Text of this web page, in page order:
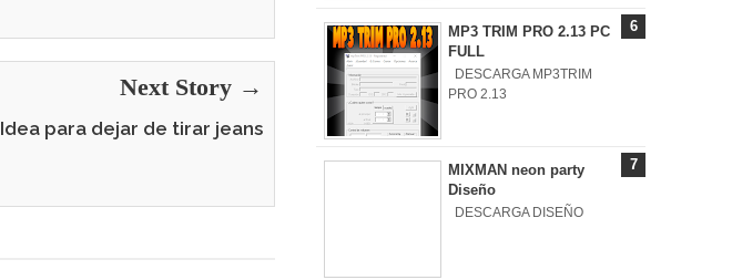
Next Story →
Idea para dejar de tirar jeans
MP3 TRIM PRO 2.13 PC
FULL
DESCARGA MP3TRIM
PRO 2.13
MIXMAN neon party
Diseño
DESCARGA DISEÑO